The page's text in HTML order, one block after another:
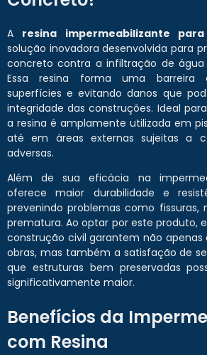
A resina impermeabilizante
solução inovadora desenvolvida para
concreto contra a infiltração de água
Essa resina forma uma barreira
superfícies e evitando danos que
integridade das construções. Ideal
a resina é amplamente utilizada em
até em áreas externas sujeitas a
adversas.
Além de sua eficácia na
oferece maior durabilidade e
prevenindo problemas como fissuras,
prematura. Ao optar por este produto,
construção civil garantem não apenas
obras, mas também a satisfação de
que estruturas bem preservadas
significativamente maior.
Benefícios da
com Resina